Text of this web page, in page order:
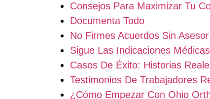
Consejos Para Maximizar Tu
Documenta Todo
No Firmes Acuerdos Sin
Sigue Las Indicaciones Médicas
Casos De Éxito: Historias
Testimonios De Trabajadores
¿Cómo Empezar Con Ohio